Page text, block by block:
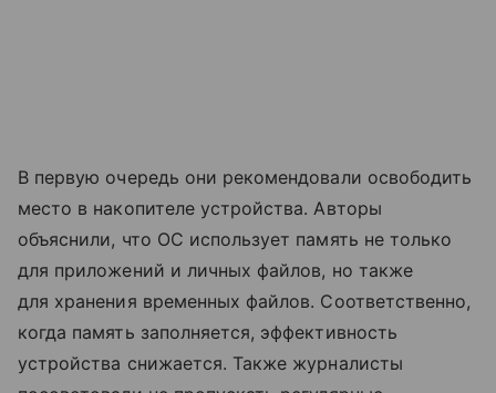
В первую очередь они рекомендовали освободить
место в накопителе устройства. Авторы
объяснили, что ОС использует память не только
для приложений и личных файлов, но также
для хранения временных файлов. Соответственно,
когда память заполняется, эффективность
устройства снижается. Также журналисты